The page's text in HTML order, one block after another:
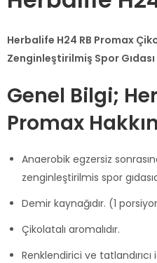
Herbalife H24 RB Promax
Zenginleştirilmiş Spor Gıdası
Genel Bilgi;
Promax
Anaerobik egzersiz
zenginleştirilmis spor
Demir kaynağıdır. (1
Çikolatalı aromalıdır.
Renklendirici ve tatlandırıcı